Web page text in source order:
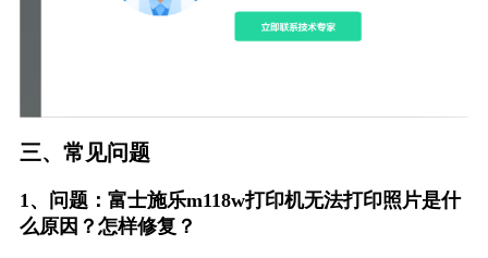
三、常见问题
1、问题：富士施乐m118w打印机无法打印照片是什
么原因？怎样修复？